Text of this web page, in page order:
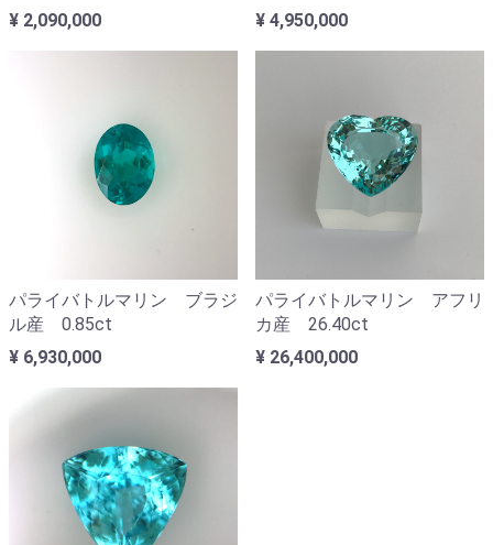
¥ 2,090,000
¥ 4,950,000
パライバトルマリン ブラジ
ル産 0.85ct
¥ 6,930,000
パライバトルマリン アフリ
カ産 26.40ct
¥ 26,400,000